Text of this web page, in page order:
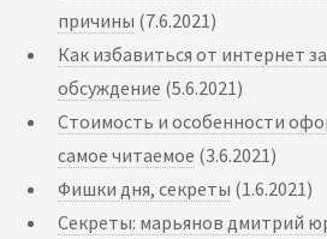
причины (7.6.2021)
Как избавиться от интернет
обсуждение (5.6.2021)
Стоимость и особенности
самое читаемое (3.6.2021)
Фишки дня, секреты (1.6.2021)
Секреты: марьянов дмитрий